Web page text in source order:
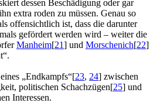
dessen Beschädigung oder gar
extra roden zu müssen. Genau so
offensichtlich ist, dass die darunter
gefördert werden wird – weiter die
Manheim[21] und Morschenich[22]
„Endkampfs“[23, 24] zwischen
politischen Schachzügen[25] und
Interessen.